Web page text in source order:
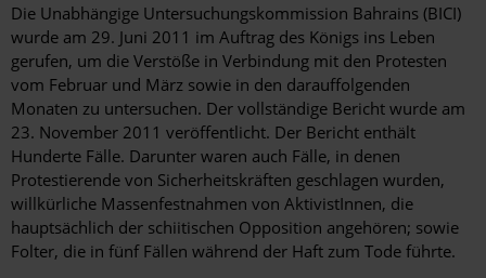
Die Unabhängige Untersuchungskommission Bahrains (BICI)
wurde am 29. Juni 2011 im Auftrag des Königs ins Leben
gerufen, um die Verstöße in Verbindung mit den Protesten
vom Februar und März sowie in den darauffolgenden
Monaten zu untersuchen. Der vollständige Bericht wurde am
23. November 2011 veröffentlicht. Der Bericht enthält
Hunderte Fälle. Darunter waren auch Fälle, in denen
Protestierende von Sicherheitskräften geschlagen wurden,
willkürliche Massenfestnahmen von AktivistInnen, die
hauptsächlich der schiitischen Opposition angehören; sowie
Folter, die in fünf Fällen während der Haft zum Tode führte.